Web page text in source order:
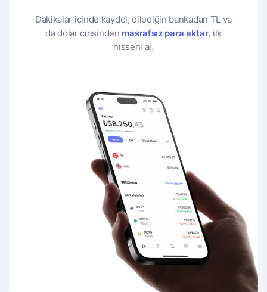
Dakikalar içinde kaydol, dilediğin bankadan TL ya
da dolar cinsinden masrafsız para aktar, ilk
hisseni al.